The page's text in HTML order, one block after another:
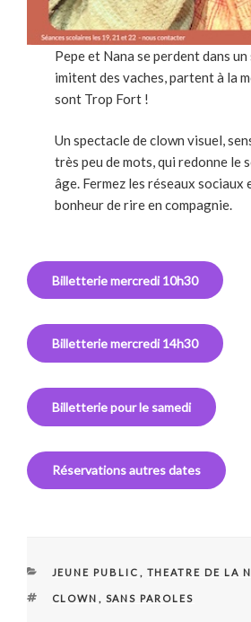
Pepe et Nana se perdent dans
imitent des vaches, partent à la
sont Trop Fort !
Un spectacle de clown visuel,
très peu de mots, qui redonne le
âge. Fermez les réseaux
bonheur de rire en compagnie.
Billetterie mercredi 10h30
Billetterie mercredi 14h30
Billetterie pour le samedi
Réservations autres dates
CATÉGORIES
JEUNE PUBLIC THEATRE DE LA
ÉTIQUETTES
CLOWN SANS PAROLES